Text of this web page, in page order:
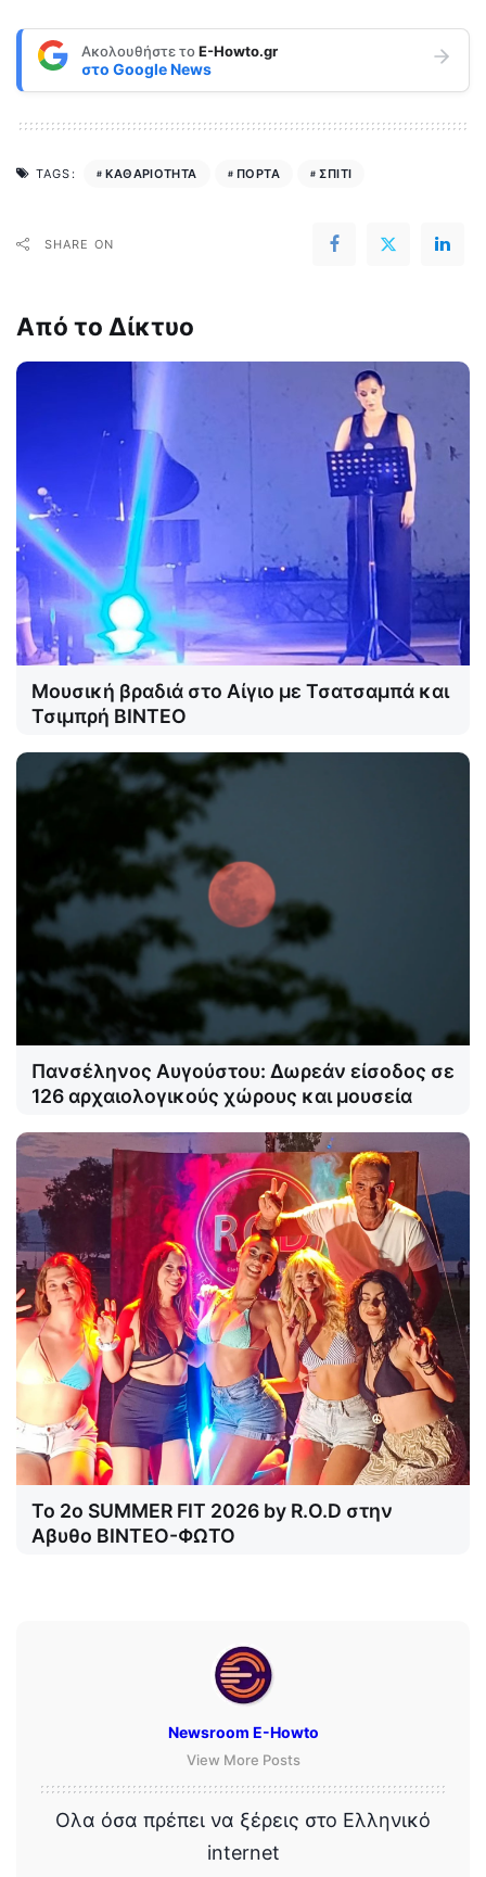
Ακολουθήστε τοE-Howto.gr
στο Google News
TAGS: ΚΑΘΑΡΙΟΤΗΤΑ ΠΟΡΤΑ ΣΠΙΤΙ
SHARE ON
Από το Δίκτυο
Μουσική βραδιά στο Αίγιο με Τσατσαμπά και
Τσιμπρή ΒΙΝΤΕΟ
Πανσέληνος Αυγούστου: Δωρεάν είσοδος σε
126 αρχαιολογικούς χώρους και μουσεία
Το 2o SUMMER FIT 2026 by R.O.D στην
Αβυθο ΒΙΝΤΕΟ-ΦΩΤΟ
Newsroom E-Howto
View More Posts
Ολα όσα πρέπει να ξέρεις στο Ελληνικό
internet